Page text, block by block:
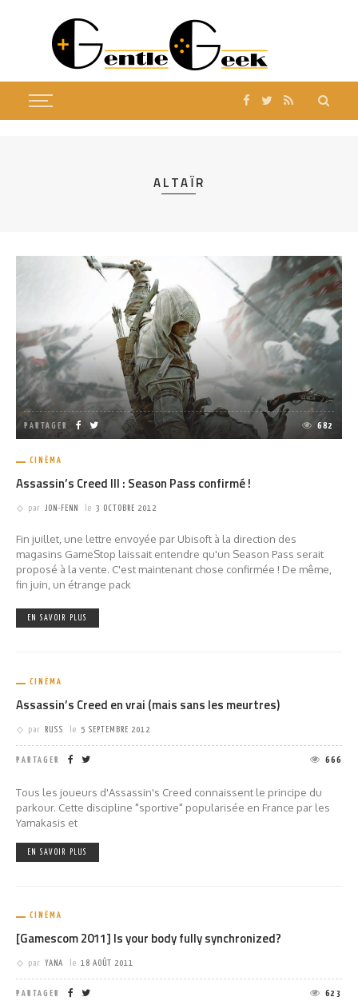
ALTAÏR
PARTAGER 682
CINÉMA
Assassin’s Creed III : Season Pass confirmé !
par JON-FENN le 3 OCTOBRE 2012
Fin juillet, une lettre envoyée par Ubisoft à la direction des
magasins GameStop laissait entendre qu'un Season Pass serait
proposé à la vente. C'est maintenant chose confirmée ! De même,
fin juin, un étrange pack
EN SAVOIR PLUS
CINÉMA
Assassin’s Creed en vrai (mais sans les meurtres)
par RUSS le 5 SEPTEMBRE 2012
PARTAGER 666
Tous les joueurs d'Assassin's Creed connaissent le principe du
parkour. Cette discipline "sportive" popularisée en France par les
Yamakasis et
EN SAVOIR PLUS
CINÉMA
[Gamescom 2011] Is your body fully synchronized?
par YANA le 18 AOÛT 2011
PARTAGER 623